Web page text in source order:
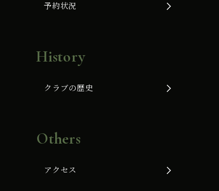
予約状況
History
クラブの歴史
Others
アクセス